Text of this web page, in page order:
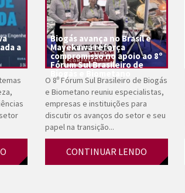
a
Biogás avança no Brasil e
Mayekawa reforça
compromisso no apoio ao 8º
Fórum Sul Brasileiro de
O 8º Fórum Sul Brasileiro de Biogás
e Biometano reuniu especialistas,
empresas e instituições para
discutir os avanços do setor e seu
papel na transição...
CONTINUAR LENDO